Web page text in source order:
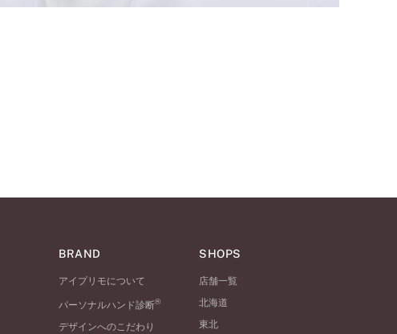
BRAND
アイプリモについて
パーソナルハンド診断®
デザインへのこだわり
SHOPS
店舗一覧
北海道
東北